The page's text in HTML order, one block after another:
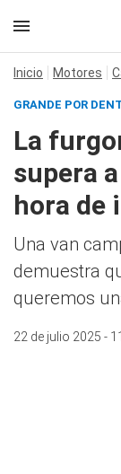
Inicio Motores
GRANDE POR
La
supera
hora de
Una van
demuestra
queremos
22 de julio 2025 -